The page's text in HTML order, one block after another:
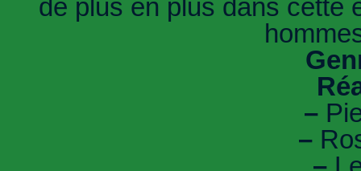
de plus en plus dans cette
–
–